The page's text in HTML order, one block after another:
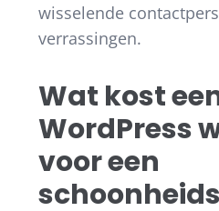
wisselende
verrassingen.
Wat kost
WordPress
voor een